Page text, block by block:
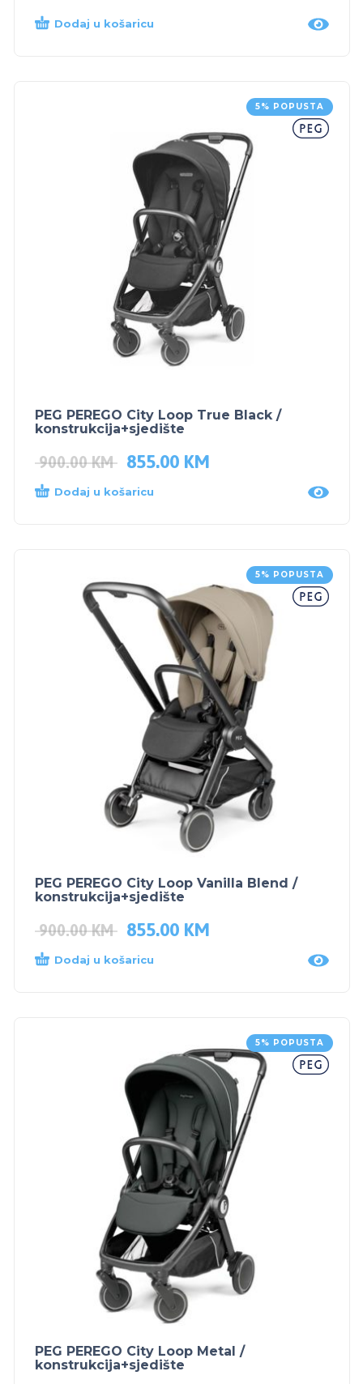
Dodaj u košaricu
5% POPUSTA
PEG PEREGO City Loop True Black /
konstrukcija+sjedište
900.00KM 855.00 KM
Dodaj u košaricu
5% POPUSTA
PEG PEREGO City Loop Vanilla Blend /
konstrukcija+sjedište
900.00KM 855.00 KM
Dodaj u košaricu
5% POPUSTA
PEG PEREGO City Loop Metal /
konstrukcija+sjedište